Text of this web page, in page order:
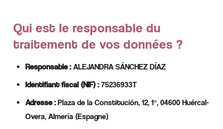
Qui est le responsable du
traitement de vos données ?
Responsable : ALEJANDRA SÁNCHEZ DÍAZ
Identifiant fiscal (NIF) : 75236933T
Adresse : Plaza de la Constitución, 12, 1º, 04600 Huércal-
Overa, Almería (Espagne)